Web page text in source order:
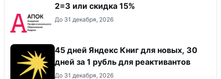
2=3 или скидка 15%
До 31 декабря, 2026
45 дней Яндекс Книг для новых, 30
дней за 1 рубль для реактивантов
До 31 декабря, 2026